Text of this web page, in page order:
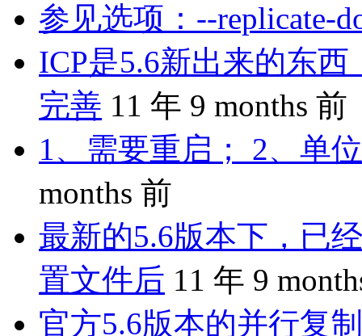
参见选项：--replicate-
ICP是5.6新出来的东
完善 11 年 9 months 前
1、需要重启； 2、单
months 前
最新的5.6版本下，已
置文件后 11 年 9
官方5.6版本的并行复